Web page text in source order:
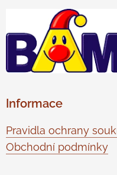
Informace
Pravidla ochrany
Obchodní podmínky